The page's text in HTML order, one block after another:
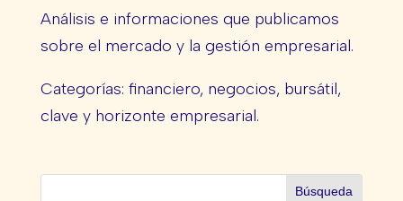
Análisis e informaciones que publicamos
sobre el mercado y la gestión empresarial.
Categorías: financiero, negocios, bursátil,
clave y horizonte empresarial.